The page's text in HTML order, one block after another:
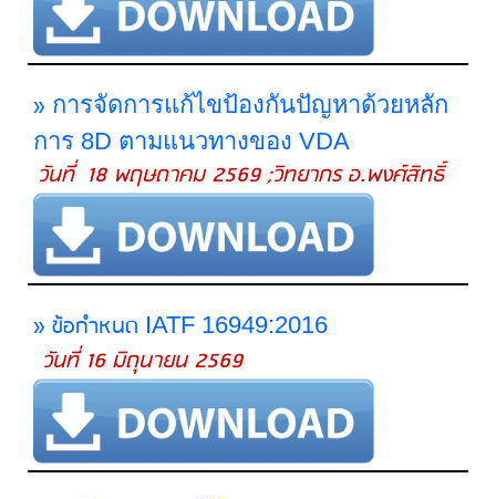
» การจัดการแก้ไขป้องกันปัญหาด้วยหลัก
การ 8D ตามแนวทางของ VDA
วันที่ 18 พฤษถาคม 2569 ;วิทยากร อ.พงศ์สิทธิ์
» ข้อกำหนด IATF 16949:2016
วันที่ 16 มิถุนายน 2569